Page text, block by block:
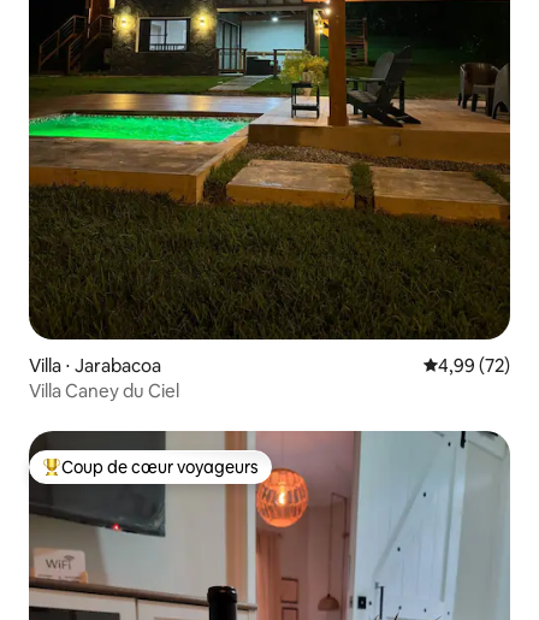
Villa ⋅ Jarabacoa Évaluation
4,99 (72)
Villa Caney du Ciel
Coups de cœur voyageurs les plus appréciés
Coup de cœur voyageurs